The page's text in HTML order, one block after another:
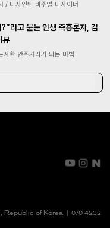
/ 디자인팀 비주얼 디자이너
라고 묻는 인생 즉흥론자, 김
뷰
사한 안주거리가 되는 마법
Republic of Korea | 070 4232